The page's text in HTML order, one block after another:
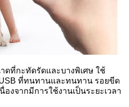
ดที่กะทัดรัดและบางพิเศษ ใช้
ที่ทนทานและทนทาน รอยขีด
งจากมีการใช้งานเป็นระยะเวลา